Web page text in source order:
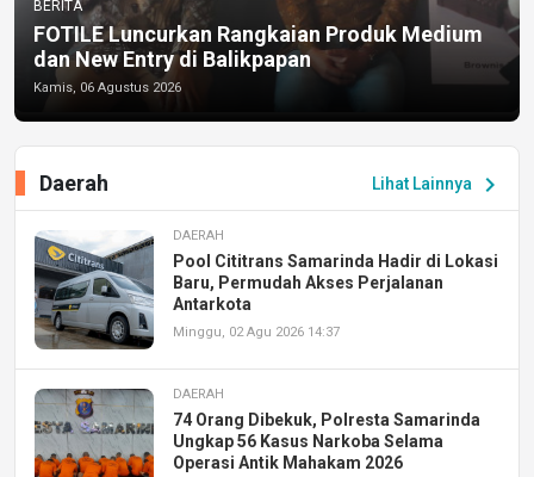
BERITA
FOTILE Luncurkan Rangkaian Produk Medium
dan New Entry di Balikpapan
Kamis, 06 Agustus 2026
Lihat Lainnya chevron_right
Daerah
DAERAH
Pool Cititrans Samarinda Hadir di Lokasi
Baru, Permudah Akses Perjalanan
Antarkota
Minggu, 02 Agu 2026 14:37
DAERAH
74 Orang Dibekuk, Polresta Samarinda
Ungkap 56 Kasus Narkoba Selama
Operasi Antik Mahakam 2026